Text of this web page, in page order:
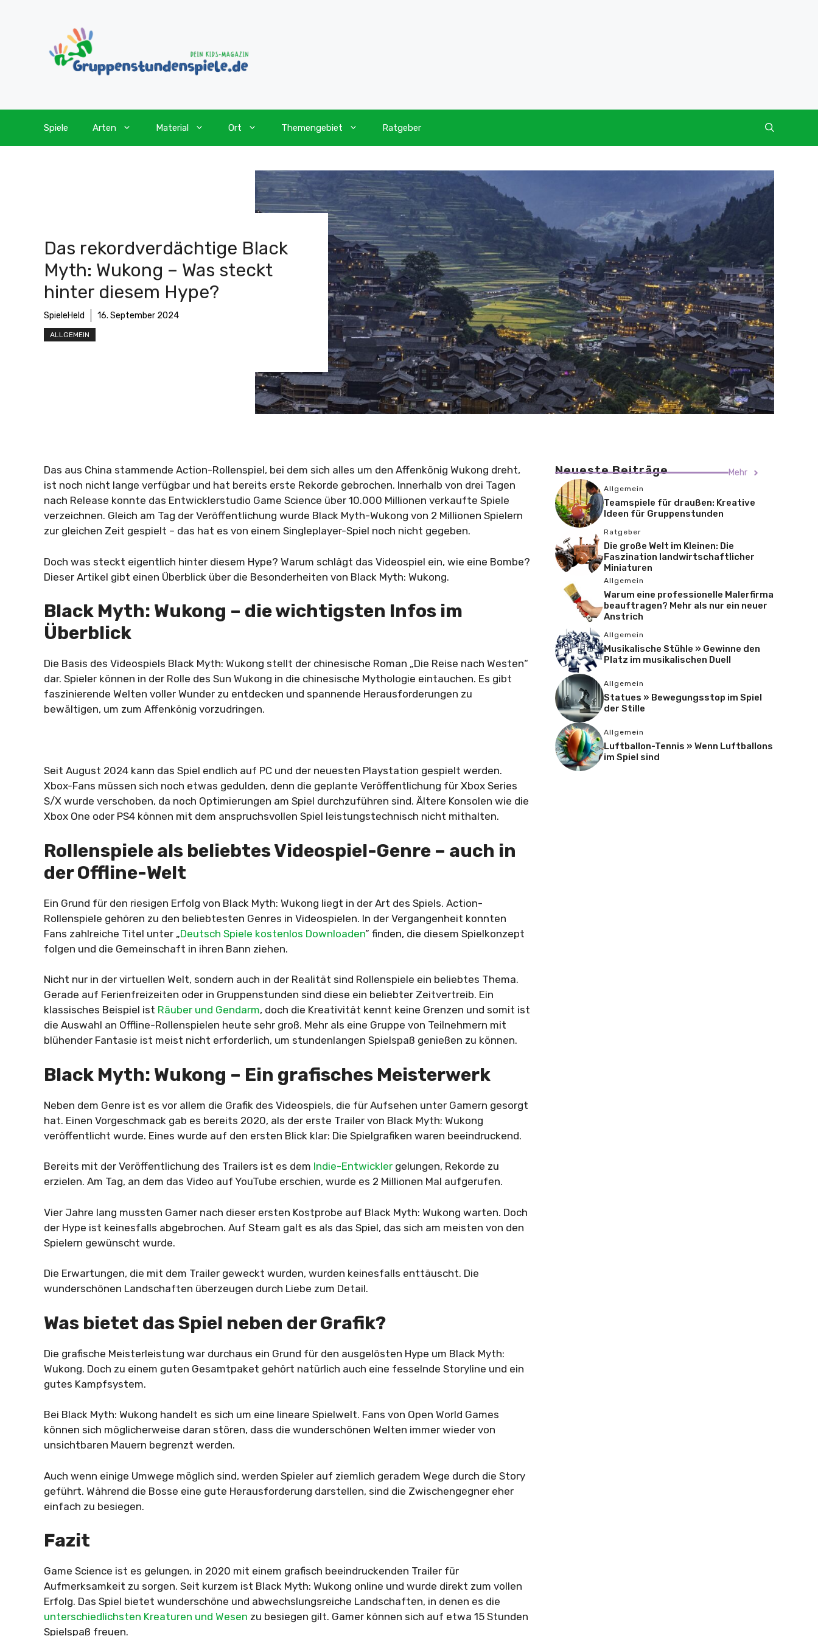
Spiele Arten Material Ort Themengebiet Ratgeber
Das rekordverdächtige Black
Myth: Wukong – Was steckt
hinter diesem Hype?
SpieleHeld 16. September 2024
ALLGEMEIN
Das aus China stammende Action-Rollenspiel, bei dem sich alles um den Affenkönig Wukong dreht,
ist noch nicht lange verfügbar und hat bereits erste Rekorde gebrochen. Innerhalb von drei Tagen
nach Release konnte das Entwicklerstudio Game Science über 10.000 Millionen verkaufte Spiele
verzeichnen. Gleich am Tag der Veröffentlichung wurde Black Myth-Wukong von 2 Millionen Spielern
zur gleichen Zeit gespielt – das hat es von einem Singleplayer-Spiel noch nicht gegeben.
Doch was steckt eigentlich hinter diesem Hype? Warum schlägt das Videospiel ein, wie eine Bombe?
Dieser Artikel gibt einen Überblick über die Besonderheiten von Black Myth: Wukong.
Black Myth: Wukong – die wichtigsten Infos im
Überblick
Die Basis des Videospiels Black Myth: Wukong stellt der chinesische Roman „Die Reise nach Westen“
dar. Spieler können in der Rolle des Sun Wukong in die chinesische Mythologie eintauchen. Es gibt
faszinierende Welten voller Wunder zu entdecken und spannende Herausforderungen zu
bewältigen, um zum Affenkönig vorzudringen.
Seit August 2024 kann das Spiel endlich auf PC und der neuesten Playstation gespielt werden.
Xbox-Fans müssen sich noch etwas gedulden, denn die geplante Veröffentlichung für Xbox Series
S/X wurde verschoben, da noch Optimierungen am Spiel durchzuführen sind. Ältere Konsolen wie die
Xbox One oder PS4 können mit dem anspruchsvollen Spiel leistungstechnisch nicht mithalten.
Rollenspiele als beliebtes Videospiel-Genre – auch in
der Offline-Welt
Ein Grund für den riesigen Erfolg von Black Myth: Wukong liegt in der Art des Spiels. Action-
Rollenspiele gehören zu den beliebtesten Genres in Videospielen. In der Vergangenheit konnten
Fans zahlreiche Titel unter „Deutsch Spiele kostenlos Downloaden” finden, die diesem Spielkonzept
folgen und die Gemeinschaft in ihren Bann ziehen.
Nicht nur in der virtuellen Welt, sondern auch in der Realität sind Rollenspiele ein beliebtes Thema.
Gerade auf Ferienfreizeiten oder in Gruppenstunden sind diese ein beliebter Zeitvertreib. Ein
klassisches Beispiel ist Räuber und Gendarm, doch die Kreativität kennt keine Grenzen und somit ist
die Auswahl an Offline-Rollenspielen heute sehr groß. Mehr als eine Gruppe von Teilnehmern mit
blühender Fantasie ist meist nicht erforderlich, um stundenlangen Spielspaß genießen zu können.
Black Myth: Wukong – Ein grafisches Meisterwerk
Neben dem Genre ist es vor allem die Grafik des Videospiels, die für Aufsehen unter Gamern gesorgt
hat. Einen Vorgeschmack gab es bereits 2020, als der erste Trailer von Black Myth: Wukong
veröffentlicht wurde. Eines wurde auf den ersten Blick klar: Die Spielgrafiken waren beeindruckend.
Bereits mit der Veröffentlichung des Trailers ist es dem Indie-Entwickler gelungen, Rekorde zu
erzielen. Am Tag, an dem das Video auf YouTube erschien, wurde es 2 Millionen Mal aufgerufen.
Vier Jahre lang mussten Gamer nach dieser ersten Kostprobe auf Black Myth: Wukong warten. Doch
der Hype ist keinesfalls abgebrochen. Auf Steam galt es als das Spiel, das sich am meisten von den
Spielern gewünscht wurde.
Die Erwartungen, die mit dem Trailer geweckt wurden, wurden keinesfalls enttäuscht. Die
wunderschönen Landschaften überzeugen durch Liebe zum Detail.
Was bietet das Spiel neben der Grafik?
Die grafische Meisterleistung war durchaus ein Grund für den ausgelösten Hype um Black Myth:
Wukong. Doch zu einem guten Gesamtpaket gehört natürlich auch eine fesselnde Storyline und ein
gutes Kampfsystem.
Bei Black Myth: Wukong handelt es sich um eine lineare Spielwelt. Fans von Open World Games
können sich möglicherweise daran stören, dass die wunderschönen Welten immer wieder von
unsichtbaren Mauern begrenzt werden.
Auch wenn einige Umwege möglich sind, werden Spieler auf ziemlich geradem Wege durch die Story
geführt. Während die Bosse eine gute Herausforderung darstellen, sind die Zwischengegner eher
einfach zu besiegen.
Fazit
Game Science ist es gelungen, in 2020 mit einem grafisch beeindruckenden Trailer für
Aufmerksamkeit zu sorgen. Seit kurzem ist Black Myth: Wukong online und wurde direkt zum vollen
Erfolg. Das Spiel bietet wunderschöne und abwechslungsreiche Landschaften, in denen es die
unterschiedlichsten Kreaturen und Wesen zu besiegen gilt. Gamer können sich auf etwa 15 Stunden
Spielspaß freuen.
Neueste Beiträge Mehr
Allgemein
Teamspiele für draußen: Kreative
Ideen für Gruppenstunden
Ratgeber
Die große Welt im Kleinen: Die
Faszination landwirtschaftlicher
Miniaturen
Allgemein
Warum eine professionelle Malerfirma
beauftragen? Mehr als nur ein neuer
Anstrich
Allgemein
Musikalische Stühle » Gewinne den
Platz im musikalischen Duell
Allgemein
Statues » Bewegungsstop im Spiel
der Stille
Allgemein
Luftballon-Tennis » Wenn Luftballons
im Spiel sind